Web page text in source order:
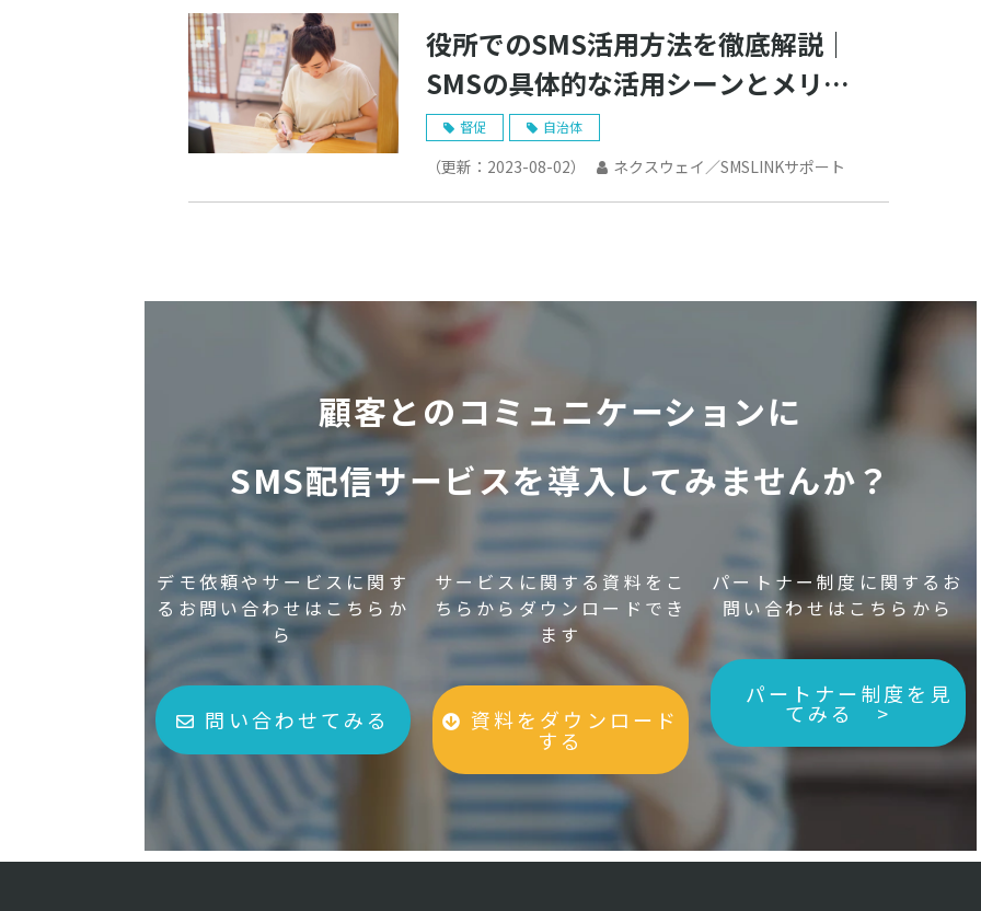
役所でのSMS活用方法を徹底解説｜
SMSの具体的な活用シーンとメリッ
トを紹介
督促 自治体
（更新： 2023-08-02） ネクスウェイ／SMSLINKサポート
顧客とのコミュニケーションに
SMS配信サービスを導入してみませんか？
デモ依頼やサービスに関す
るお問い合わせはこちらか
ら
問い合わせてみる
サービスに関する資料をこ
ちらからダウンロードでき
ます
資料をダウンロード
する
パートナー制度に関するお
問い合わせはこちらから
パートナー制度を見
てみる >